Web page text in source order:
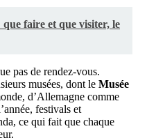
faire et que visiter, le
pas de rendez-vous.
musées, dont le Musée
d’Allemagne comme
festivals et
ce qui fait que chaque